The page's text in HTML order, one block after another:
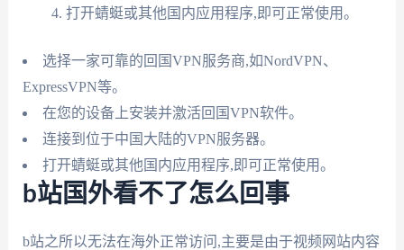
打开蜻蜓或其他国内应用程序,即可正常使用。
选择一家可靠的回国VPN服务商,如NordVPN、
ExpressVPN等。
在您的设备上安装并激活回国VPN软件。
连接到位于中国大陆的VPN服务器。
打开蜻蜓或其他国内应用程序,即可正常使用。
b站国外看不了怎么回事
b站之所以无法在海外正常访问,主要是由于视频网站内容